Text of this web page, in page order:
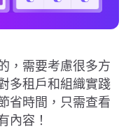
，需要考慮很多方
多租戶和組織實踐
省時間，只需查看
內容！